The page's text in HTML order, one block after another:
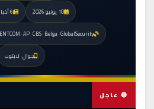
10 يونيو 2026 6 أخبار استراتيجية
· CENTCOM · AP · CBS · Belga · GlobalSecurity
جوال · لابتوب
🔴 عاجل